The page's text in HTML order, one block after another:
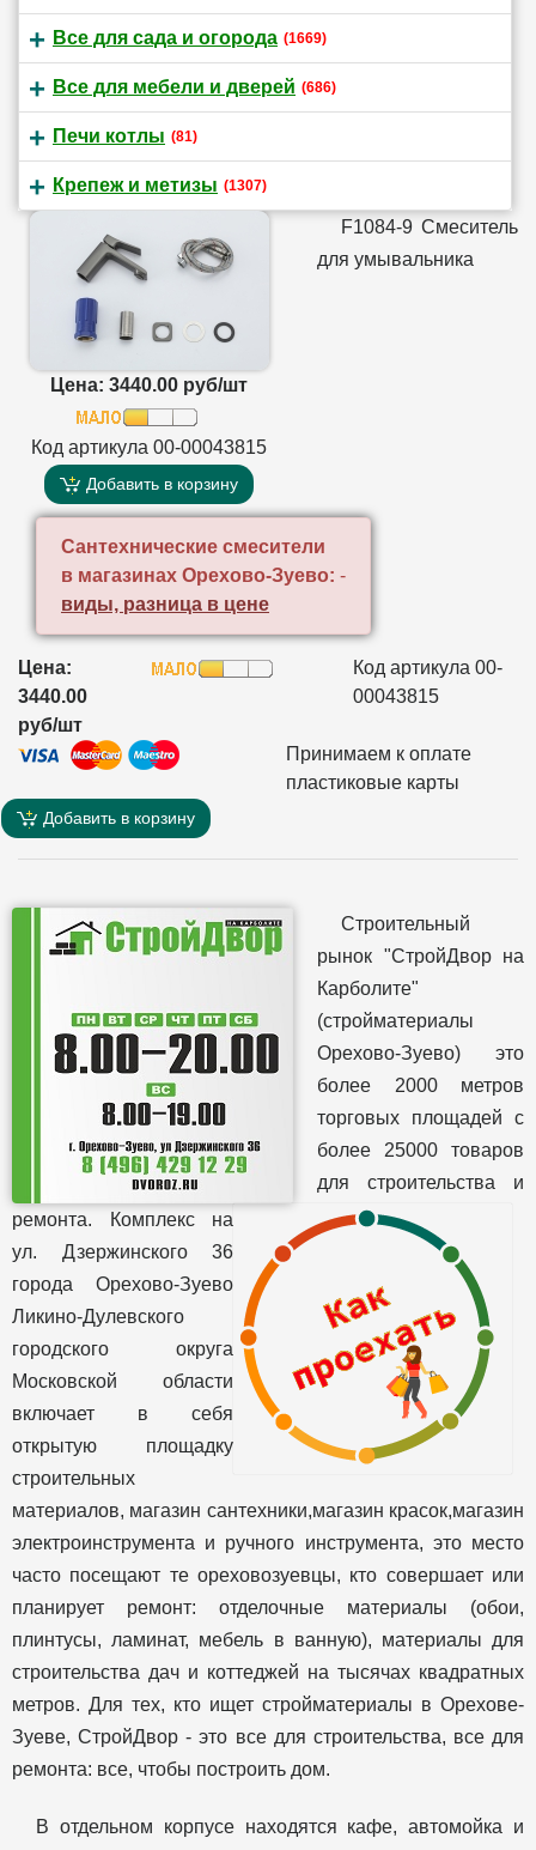
Все для сада и огорода (1669)
Все для мебели и дверей (686)
Печи котлы (81)
Крепеж и метизы (1307)
Цена: 3440.00 руб/шт
Код артикула 00-00043815
Добавить в корзину
F1084-9 Смеситель
для умывальника
Сантехнические смесители
в магазинах Орехово-Зуево: -
виды, разница в цене
Цена:
3440.00
руб/шт
Код артикула 00-
00043815
Принимаем к оплате
пластиковые карты
Добавить в корзину
Строительный
рынок "СтройДвор на
Карболите"
(стройматериалы
Орехово-Зуево) это
более 2000 метров
торговых площадей с
более 25000 товаров
для строительства и
ремонта. Комплекс на
ул. Дзержинского 36
города Орехово-Зуево
Ликино-Дулевского
городского округа
Московской области
включает в себя
открытую площадку
строительных
материалов, магазин сантехники,магазин красок,магазин
электроинструмента и ручного инструмента, это место
часто посещают те ореховозуевцы, кто совершает или
планирует ремонт: отделочные материалы (обои,
плинтусы, ламинат, мебель в ванную), материалы для
строительства дач и коттеджей на тысячах квадратных
метров. Для тех, кто ищет стройматериалы в Орехове-
Зуеве, СтройДвор - это все для строительства, все для
ремонта: все, чтобы построить дом.
В отдельном корпусе находятся кафе, автомойка и